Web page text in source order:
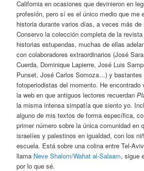
California en ocasiones que devinieron en
profesión, pero sí es el único medio que me
historia durante varios días, a veces más de
Conservo la colección completa de la
historias estupendas, muchas de ellas
con colaboradores extraordinarios (José
Cuerda, Dominique Lapierre, José Luis
Punset, José Carlos Somoza…) y bastantes
fotoperiodistas del momento. He encontrado
la web en que antiguos lectores recuerdan
la misma intensa simpatía que siento yo.
alguno de mis textos de forma específica,
primer número sobre la única comunidad en
israelíes y palestinos en igualdad, con los
escuela. Está sobre una colina entre Tel-
llama Neve Shalom/Wahat al-Salaam, sigue
por lo que sé.